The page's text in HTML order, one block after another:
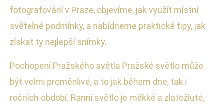
fotografování v Praze, objevíme, jak využít místní
světelné podmínky, a nabídneme praktické tipy, jak
získat ty nejlepší snímky.
Pochopení Pražského světla Pražské světlo může
být velmi proměnlivé, a to jak během dne, tak i
ročních období. Ranní světlo je měkké a zlatožluté,